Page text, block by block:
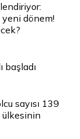
dönem!
başladı
sayısı 139
ülkesinin